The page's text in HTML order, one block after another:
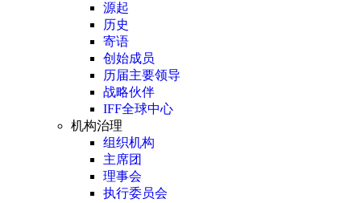
源起
历史
寄语
创始成员
历届主要领导
战略伙伴
IFF全球中心
机构治理
组织机构
主席团
理事会
执行委员会